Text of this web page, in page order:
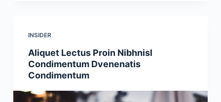
INSIDER
Aliquet Lectus Proin Nibhnisl
Condimentum Dvenenatis
Condimentum